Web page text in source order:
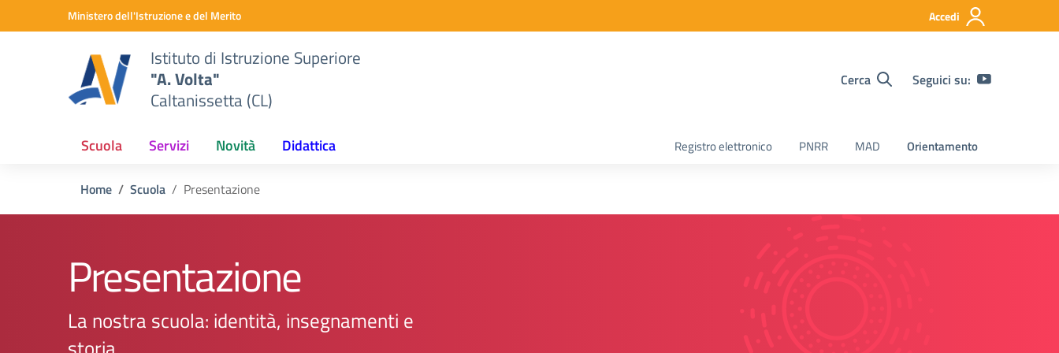
Vai ai contenuti
Vai al menu di navigazioneMinistero dell'Istruzione e del Merito Accedi
Istituto di Istruzione Superiore
"A. Volta"
Caltanissetta (CL)
Cerca Seguici su:
Scuola Servizi Novità Didattica Registro elettronico PNRR MAD Orientamento
Home Scuola Presentazione
Presentazione
La nostra scuola: identità, insegnamenti e